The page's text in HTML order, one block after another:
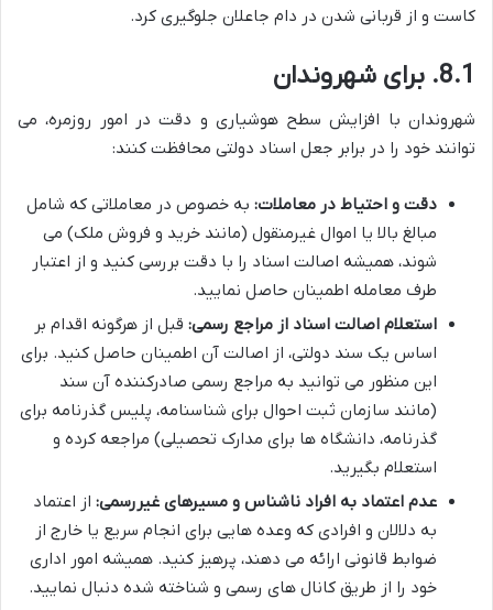
کاست و از قربانی شدن در دام جاعلان جلوگیری کرد.
8.1. برای شهروندان
شهروندان با افزایش سطح هوشیاری و دقت در امور روزمره، می
توانند خود را در برابر جعل اسناد دولتی محافظت کنند:
دقت و احتیاط در معاملات: به خصوص در معاملاتی که شامل
مبالغ بالا یا اموال غیرمنقول (مانند خرید و فروش ملک) می
شوند، همیشه اصالت اسناد را با دقت بررسی کنید و از اعتبار
طرف معامله اطمینان حاصل نمایید.
استعلام اصالت اسناد از مراجع رسمی: قبل از هرگونه اقدام بر
اساس یک سند دولتی، از اصالت آن اطمینان حاصل کنید. برای
این منظور می توانید به مراجع رسمی صادرکننده آن سند
(مانند سازمان ثبت احوال برای شناسنامه، پلیس گذرنامه برای
گذرنامه، دانشگاه ها برای مدارک تحصیلی) مراجعه کرده و
استعلام بگیرید.
عدم اعتماد به افراد ناشناس و مسیرهای غیررسمی: از اعتماد
به دلالان و افرادی که وعده هایی برای انجام سریع یا خارج از
ضوابط قانونی ارائه می دهند، پرهیز کنید. همیشه امور اداری
خود را از طریق کانال های رسمی و شناخته شده دنبال نمایید.